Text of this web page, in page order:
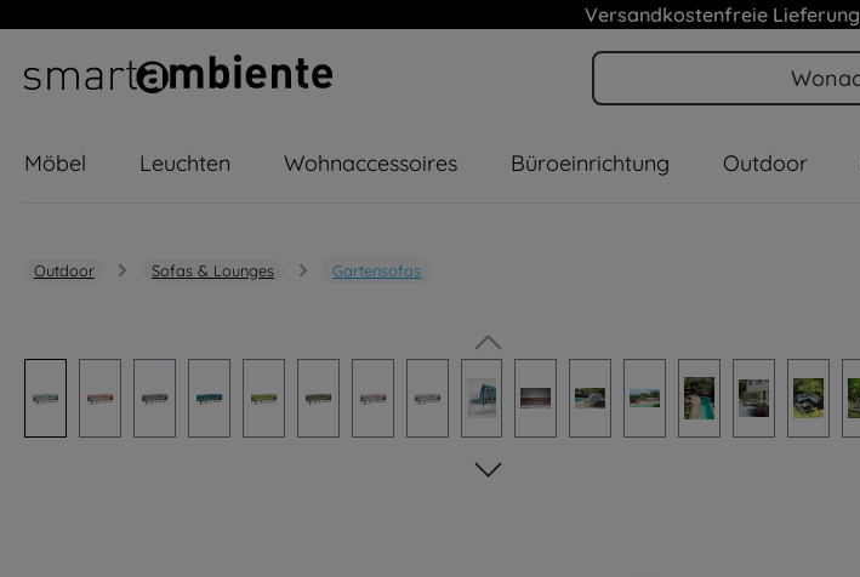
Hauptinhalt springen
Zur Suche springen
Zur Hauptnavigation springen
Versandkostenfreie Lieferung
Möbel Leuchten Wohnaccessoires Büroeinrichtung Outdoor
Outdoor Sofas & Lounges Gartensofas